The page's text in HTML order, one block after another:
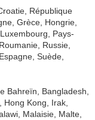
République
Grèce, Hongrie,
Pays-
Russie,
Suède,
Bahreïn, Bangladesh,
Kong, Irak,
Malaisie, Malte,